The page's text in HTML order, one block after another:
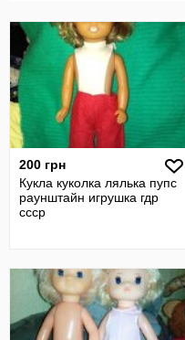
200 грн
Кукла куколка лялька пупс
раунштайн игрушка гдр
ссср